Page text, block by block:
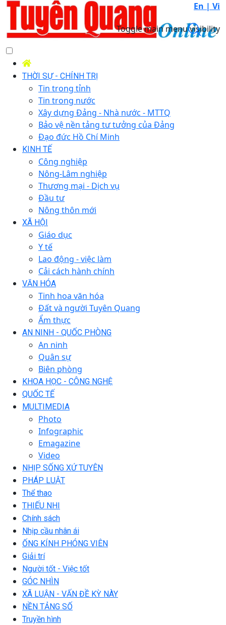
En | Vi
Toggle main menu visibility
THỜI SỰ - CHÍNH TRỊ
Tin trong tỉnh
Tin trong nước
Xây dựng Đảng - Nhà nước - MTTQ
Bảo vệ nền tảng tư tưởng của Đảng
Đạo đức Hồ Chí Minh
KINH TẾ
Công nghiệp
Nông-Lâm nghiệp
Thương mại - Dịch vụ
Đầu tư
Nông thôn mới
XÃ HỘI
Giáo dục
Y tế
Lao động - việc làm
Cải cách hành chính
VĂN HÓA
Tinh hoa văn hóa
Đất và người Tuyên Quang
Ẩm thực
AN NINH - QUỐC PHÒNG
An ninh
Quân sự
Biên phòng
KHOA HỌC - CÔNG NGHỆ
QUỐC TẾ
MULTIMEDIA
Photo
Infographic
Emagazine
Video
NHỊP SỐNG XỨ TUYÊN
PHÁP LUẬT
Thể thao
THIẾU NHI
Chính sách
Nhịp cầu nhân ái
ỐNG KÍNH PHÓNG VIÊN
Giải trí
Người tốt - Việc tốt
GÓC NHÌN
XÃ LUẬN - VẤN ĐỀ KỲ NÀY
NỀN TẢNG SỐ
Truyền hình